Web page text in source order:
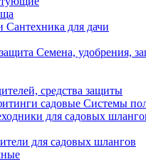
Сантехника для дачи
Семена, удобрения,
средства защиты
Системы
для садовых
для садовых шлангов